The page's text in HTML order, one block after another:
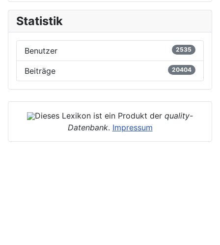
Statistik
Benutzer 2535
Beiträge 20404
Dieses Lexikon ist ein Produkt der quality-
Datenbank. Impressum